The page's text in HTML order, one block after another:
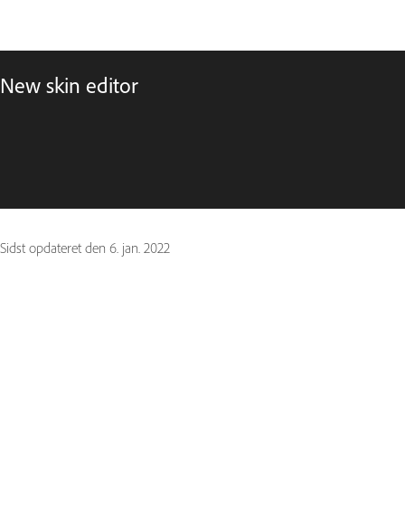
New skin editor
Sidst opdateret den 6. jan. 2022